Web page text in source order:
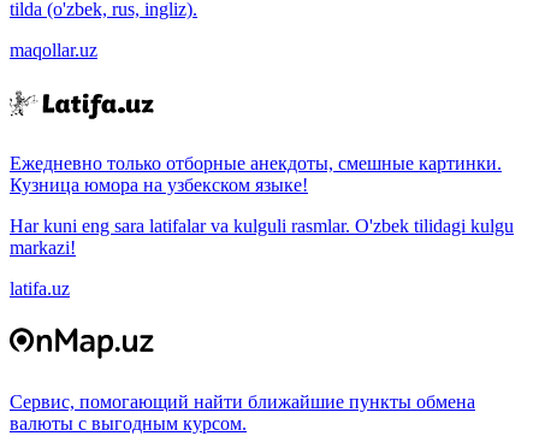
tilda (o'zbek, rus, ingliz).
maqollar.uz
Ежедневно только отборные анекдоты, смешные картинки.
Кузница юмора на узбекском языке!
Har kuni eng sara latifalar va kulguli rasmlar. O'zbek tilidagi kulgu
markazi!
latifa.uz
Сервис, помогающий найти ближайшие пункты обмена
валюты с выгодным курсом.